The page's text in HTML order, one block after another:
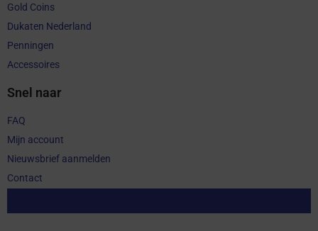
Gold Coins
Dukaten Nederland
Penningen
Accessoires
Snel naar
FAQ
Mijn account
Nieuwsbrief aanmelden
Contact